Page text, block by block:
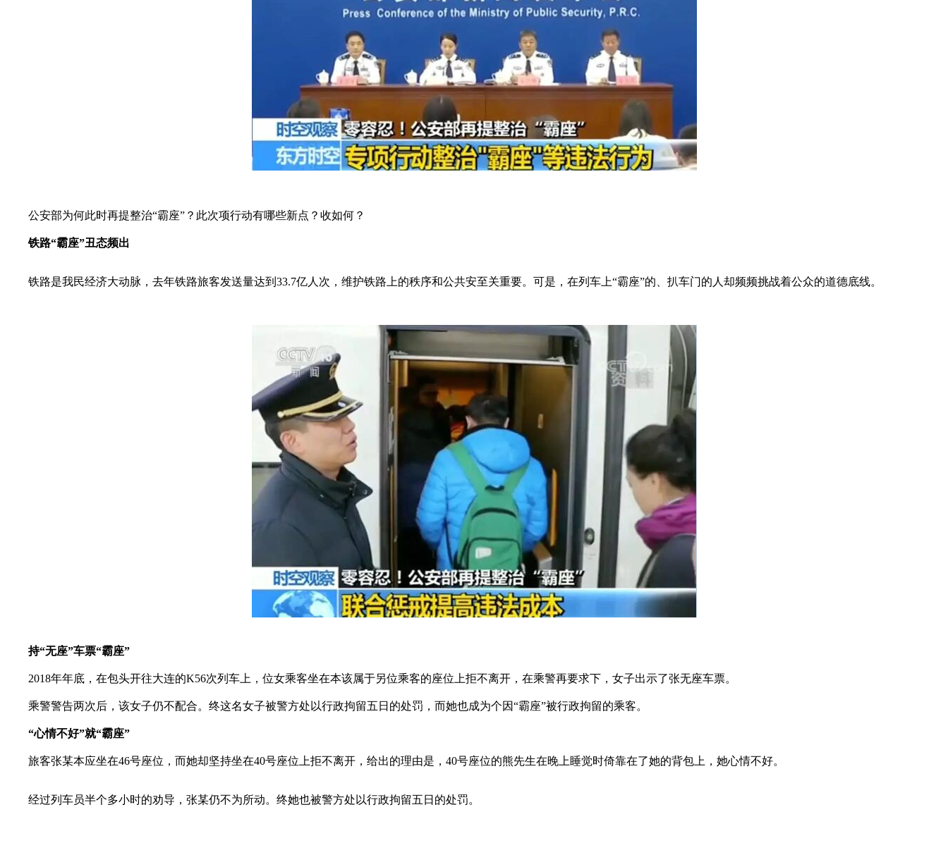
公安部为何此时再提整治“霸座”？此次项行动有哪些新点？收如何？
铁路“霸座”丑态频出
铁路是我民经济大动脉，去年铁路旅客发送量达到33.7亿人次，维护铁路上的秩序和公共安至关重要。可是，在列车上“霸座”的、扒车门的人却频频挑战着公众的道德底线。
持“无座”车票“霸座”
2018年年底，在包头开往大连的K56次列车上，位女乘客坐在本该属于另位乘客的座位上拒不离开，在乘警再要求下，女子出示了张无座车票。
乘警警告两次后，该女子仍不配合。终这名女子被警方处以行政拘留五日的处罚，而她也成为个因“霸座”被行政拘留的乘客。
“心情不好”就“霸座”
旅客张某本应坐在46号座位，而她却坚持坐在40号座位上拒不离开，给出的理由是，40号座位的熊先生在晚上睡觉时倚靠在了她的背包上，她心情不好。
经过列车员半个多小时的劝导，张某仍不为所动。终她也被警方处以行政拘留五日的处罚。